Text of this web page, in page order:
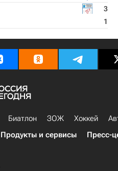
3
1
Биатлон ЗОЖ Хоккей
Продукты и сервисы Пресс-